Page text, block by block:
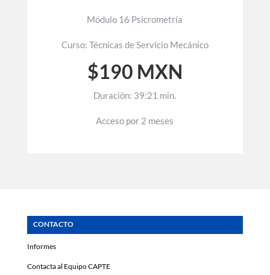
Módulo 16 Psicrometría
Curso: Técnicas de Servicio Mecánico
$190 MXN
Duración: 39:21 min.
Acceso por 2 meses
CONTACTO
Informes
Contacta al Equipo CAPTE